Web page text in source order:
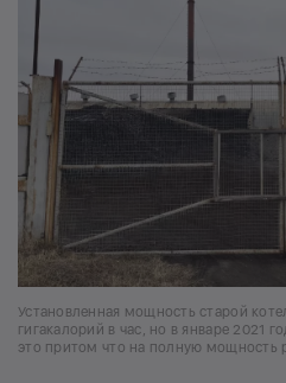
Установленная мощность старой
гигакалорий в час, но в январе 2021
это притом что на полную мощность